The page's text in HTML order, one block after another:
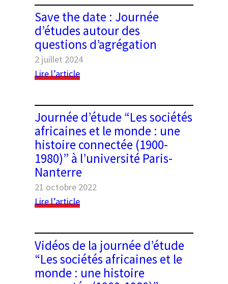
part
à
la
campagne
–
18
25
septembre
2024,
de
9h
à
12h
–
EHESS
des
candidats
et
des
préparateurs
de
l’agrégation
Save the date : Journée
d’études autour des
questions d’agrégation
2 juillet 2024
Lire l’article:
date
Journée
d’études
autour
des
questions
Journée d’étude “Les sociétés
africaines et le monde : une
histoire connectée (1900-
1980)” à l’université Paris-
Nanterre
21 octobre 2022
Lire l’article:
“Les
sociétés
africaines
et
Vidéos de la journée d’étude
“Les sociétés africaines et le
monde : une histoire